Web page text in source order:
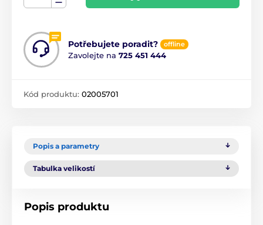
Potřebujete poradit? offline
Zavolejte na 725 451 444
Kód produktu: 02005701
Popis a parametry
Tabulka velikostí
Popis produktu